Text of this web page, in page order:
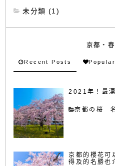
未分類 (1)
京都・
Recent Posts
2021年！最
京都の桜
京都的櫻花可
得及的名勝也